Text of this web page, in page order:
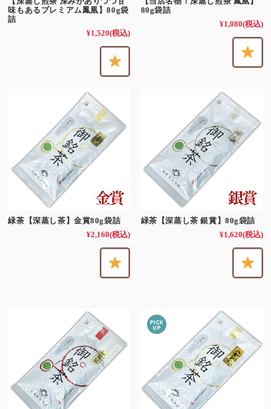
味もあるプレミアム鳳凰】80g袋
詰
¥1,520(税込)
80g袋詰
¥1,080(税込)
緑茶【深蒸し茶】金賞80g袋詰
¥2,160(税込)
緑茶【深蒸し茶 銀賞】80g袋詰
¥1,620(税込)